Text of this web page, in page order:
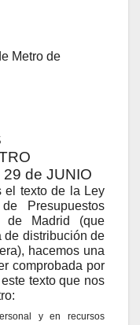
Metro de
de JUNIO
el texto de la Ley
Presupuestos
de Madrid (que
de distribución de
hacemos una
comprobada por
texto que nos
y en recursos